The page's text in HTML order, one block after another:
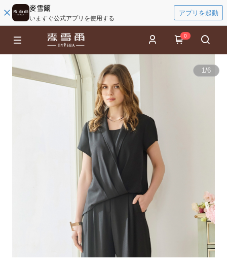
麥雪爾
いますぐ公式アプリを使用する
アプリを起動
0
1/6